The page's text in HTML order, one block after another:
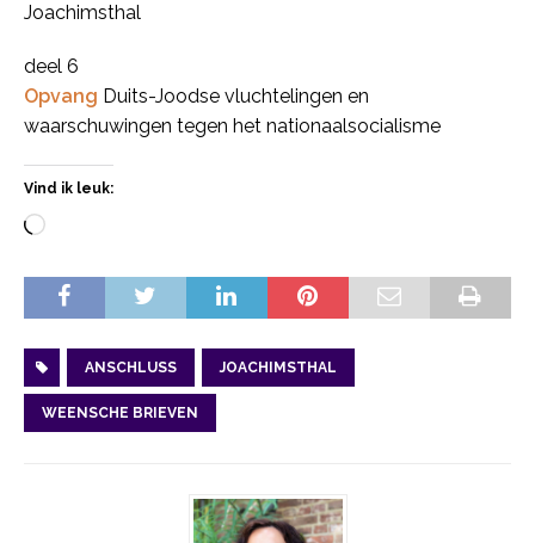
Joachimsthal
deel 6
Opvang Duits-Joodse vluchtelingen en
waarschuwingen tegen het nationaalsocialisme
Vind ik leuk:
ANSCHLUSS JOACHIMSTHAL
WEENSCHE BRIEVEN